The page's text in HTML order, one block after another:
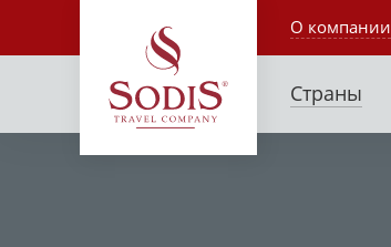
О компании
Страны